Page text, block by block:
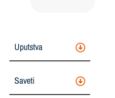
Uputstva
Saveti